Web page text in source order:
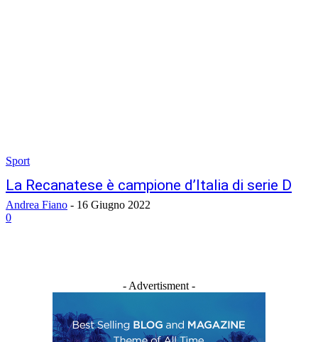
Sport
La Recanatese è campione d’Italia di serie D
Andrea Fiano - 16 Giugno 2022
0
- Advertisment -